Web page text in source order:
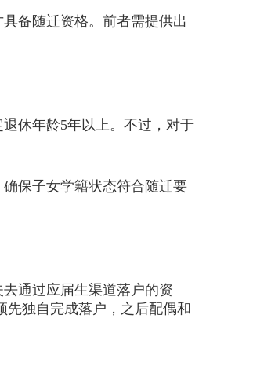
备随迁资格。前者需提供出
休年龄5年以上。不过，对于
保子女学籍状态符合随迁要
通过应届生渠道落户的资
先独自完成落户，之后配偶和